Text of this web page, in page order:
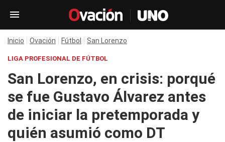
Inicio Ovación Fútbol San Lorenzo
LIGA PROFESIONAL DE FÚTBOL
San Lorenzo, en crisis: porqué
se fue Gustavo Álvarez antes
de iniciar la pretemporada y
quién asumió como DT